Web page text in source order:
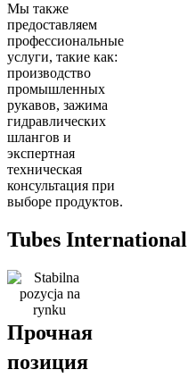
Мы также
предоставляем
профессиональные
услуги, такие как:
производство
промышленных
рукавов, зажима
гидравлических
шлангов и
экспертная
техническая
консультация при
выборе продуктов.
Tubes
Прочная
позиция